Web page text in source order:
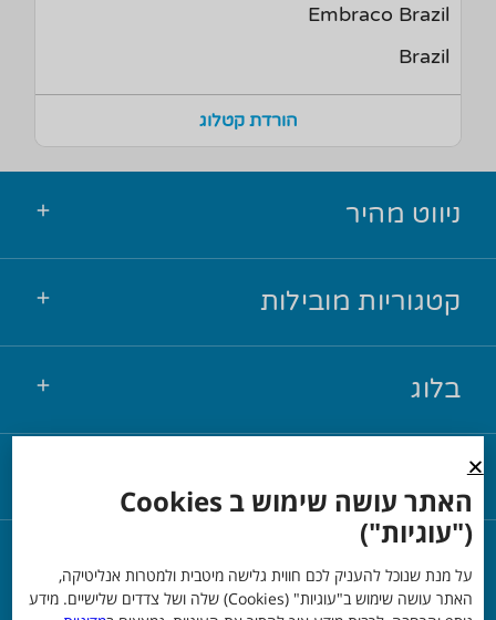
Embraco Brazil
Brazil
הורדת קטלוג
ניווט מהיר
קטגוריות מובילות
בלוג
האתר עושה שימוש ב Cookies
("עוגיות")
על מנת שנוכל להעניק לכם חווית גלישה מיטבית ולמטרות אנליטיקה,
האתר עושה שימוש ב"עוגיות" (Cookies) שלה ושל צדדים שלישיים. מידע